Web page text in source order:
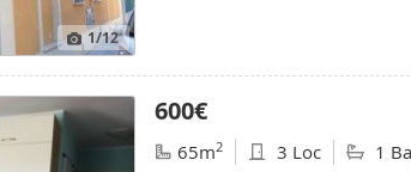
1/12
it041013c2rortpbtr Comunicare,
600€
65m2 3 Loc 1